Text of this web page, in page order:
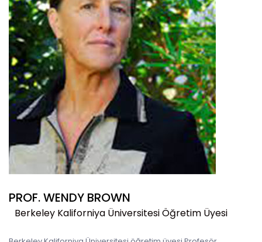
PROF. WENDY BROWN
Berkeley Kaliforniya Üniversitesi Öğretim Üyesi